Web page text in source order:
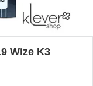
Wize K3